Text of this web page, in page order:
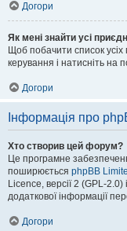
Догори
Як мені знайти усі
Щоб побачити список
керування і натисніть на
Догори
Інформація про
Хто створив цей форум?
Це програмне
поширюється phpBB
Licence, версії 2 (GPL-
додаткової інформації
Догори